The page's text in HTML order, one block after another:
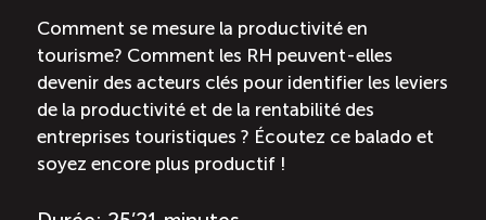
Apprentissage en milieu de travail (PAMT)
Reconnaissance des compétences (RCMO)
Comment se mesure la productivité en
tourisme? Comment les RH peuvent-elles
devenir des acteurs clés pour identifier les leviers
de la productivité et de la rentabilité des
entreprises touristiques ? Écoutez ce balado et
soyez encore plus productif !